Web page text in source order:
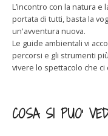
L’incontro con la natura
portata di tutti, basta la
un'avventura nuova.
Le guide ambientali vi
percorsi e gli strumenti
vivere lo spettacolo che ci
COSA SI PUO’